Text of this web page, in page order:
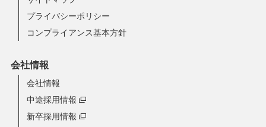
プライバシーポリシー
コンプライアンス基本方針
会社情報
会社情報
中途採用情報
新卒採用情報